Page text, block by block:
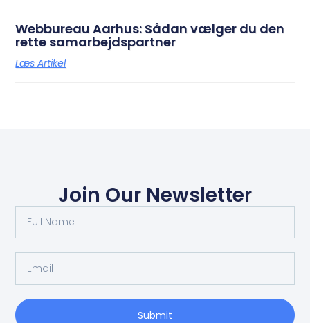
Webbureau Aarhus: Sådan vælger du den
rette samarbejdspartner
Læs Artikel
Join Our Newsletter
Submit